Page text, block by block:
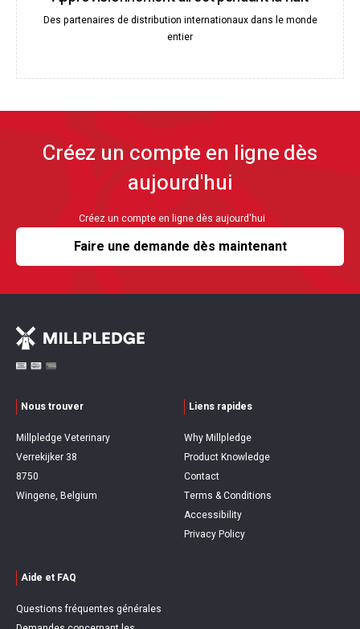
Des partenaires de distribution internationaux dans le monde
entier
Créez un compte en ligne dès
aujourd'hui
Créez un compte en ligne dès aujourd'hui
Faire une demande dès maintenant
Nous trouver
Millpledge Veterinary
Verrekijker 38
8750
Wingene, Belgium
Liens rapides
Why Millpledge
Product Knowledge
Contact
Terms & Conditions
Accessibility
Privacy Policy
Aide et FAQ
Questions fréquentes générales